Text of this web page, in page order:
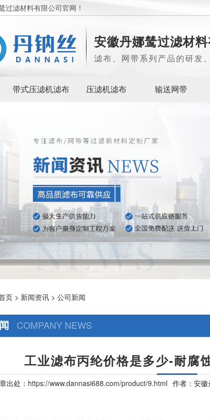
过滤材料有限公司官网！
安徽丹娜鸶过滤材
滤布、网带系列产品的研发
带式压滤机滤布 压滤机滤布 输送网带
页 > 新闻资讯 > 公司新闻
COMPANY NEWS
工业滤布丙纶价格是多少-耐腐
出处： https://www.dannasi688.com/product/9.html 作者：安